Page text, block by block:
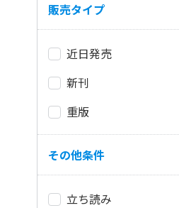
販売タイプ
近日発売
新刊
重版
その他条件
立ち読み